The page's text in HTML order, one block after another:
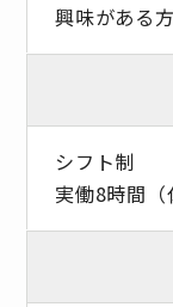
興味がある
シフト制
実働8時間（